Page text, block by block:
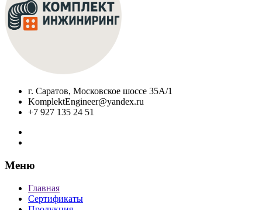
г. Саратов, Московское шоссе 35А/1
KomplektEngineer@yandex.ru
+7 927 135 24 51
Меню
Главная
Сертификаты